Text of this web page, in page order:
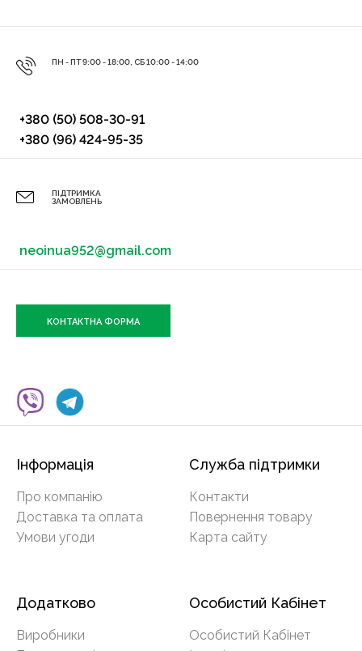
ПН - ПТ 9:00 - 18:00, СБ 10:00 - 14:00
+380 (50) 508-30-91
+380 (96) 424-95-35
ПІДТРИМКА
ЗАМОВЛЕНЬ
neoinua952@gmail.com
КОНТАКТНА ФОРМА
Інформація
Про компанію
Доставка та оплата
Умови угоди
Служба підтримки
Контакти
Повернення товару
Карта сайту
Додатково
Виробники
Особистий Кабінет
Особистий Кабінет